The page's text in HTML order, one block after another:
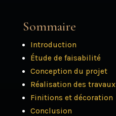
Sommaire
Introduction
Étude de faisabilité
Conception du projet
Réalisation des travaux
Finitions et décoration
Conclusion